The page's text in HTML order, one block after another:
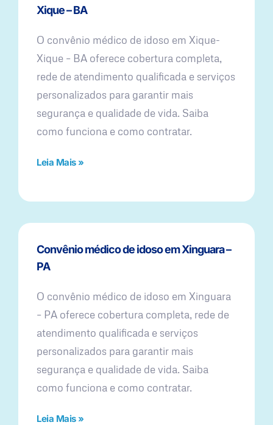
Xique – BA
O convênio médico de idoso em Xique-
Xique – BA oferece cobertura completa,
rede de atendimento qualificada e serviços
personalizados para garantir mais
segurança e qualidade de vida. Saiba
como funciona e como contratar.
Leia Mais »
Convênio médico de idoso em Xinguara –
PA
O convênio médico de idoso em Xinguara
– PA oferece cobertura completa, rede de
atendimento qualificada e serviços
personalizados para garantir mais
segurança e qualidade de vida. Saiba
como funciona e como contratar.
Leia Mais »